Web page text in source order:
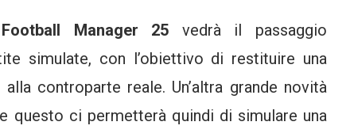
Football Manager 25 vedrà il passaggio
simulate, con l’obiettivo di restituire una
controparte reale. Un’altra grande novità
e questo ci permetterà quindi di simulare una